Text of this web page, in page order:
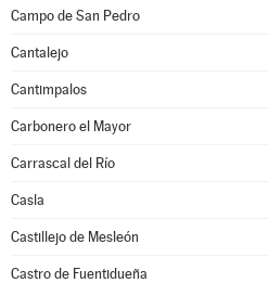
Campo de San Pedro
Cantalejo
Cantimpalos
Carbonero el Mayor
Carrascal del Río
Casla
Castillejo de Mesleón
Castro de Fuentidueña